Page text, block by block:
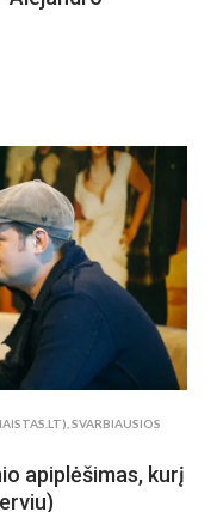
SVARBIAUSIOS
apiplėšimas, kurį